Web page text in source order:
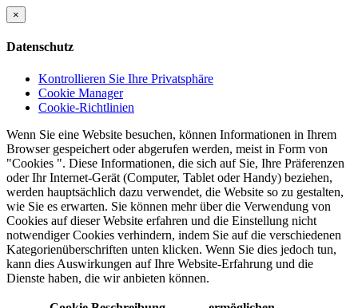
×
Datenschutz
Kontrollieren Sie Ihre Privatsphäre
Cookie Manager
Cookie-Richtlinien
Wenn Sie eine Website besuchen, können Informationen in Ihrem
Browser gespeichert oder abgerufen werden, meist in Form von
"Cookies ". Diese Informationen, die sich auf Sie, Ihre Präferenzen
oder Ihr Internet-Gerät (Computer, Tablet oder Handy) beziehen,
werden hauptsächlich dazu verwendet, die Website so zu gestalten,
wie Sie es erwarten. Sie können mehr über die Verwendung von
Cookies auf dieser Website erfahren und die Einstellung nicht
notwendiger Cookies verhindern, indem Sie auf die verschiedenen
Kategorienüberschriften unten klicken. Wenn Sie dies jedoch tun,
kann dies Auswirkungen auf Ihre Website-Erfahrung und die
Dienste haben, die wir anbieten können.